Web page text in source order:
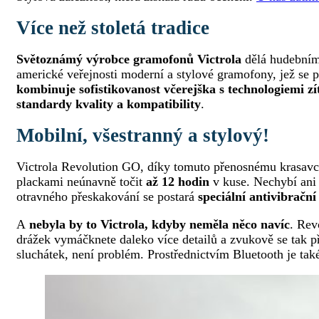
Více než stoletá tradice
Světoznámý výrobce gramofonů Victrola dělá
americké veřejnosti moderní a stylové gramofony, jež
kombinuje sofistikovanost včerejška s technologiemi
standardy kvality a kompatibility.
Mobilní, všestranný a stylový!
Victrola Revolution GO, díky tomuto přenosnému
plackami neúnavně točit až 12 hodin v kuse. Nechybí
otravného přeskakování se postará speciální
A nebyla by to Victrola, kdyby neměla něco navíc.
drážek vymáčknete daleko více detailů a zvukově se tak
sluchátek, není problém. Prostřednictvím Bluetooth je